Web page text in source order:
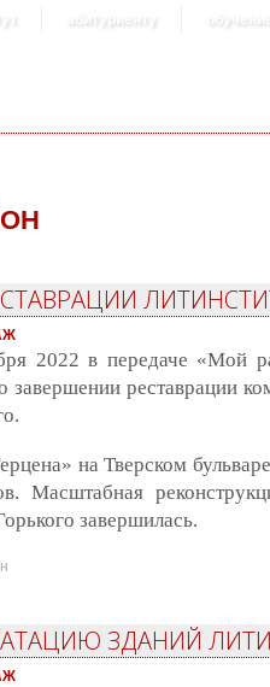
абитуриенту обучение
2022 в передаче «Мой
завершении реставрации
на Тверском
Масштабная
завершилась.
ЗДАНИЙ